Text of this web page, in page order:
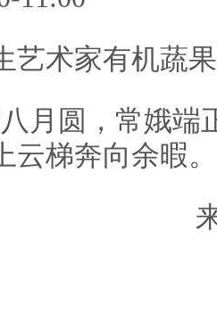
术家有机蔬
圆，常娥端
云梯奔向余暇。